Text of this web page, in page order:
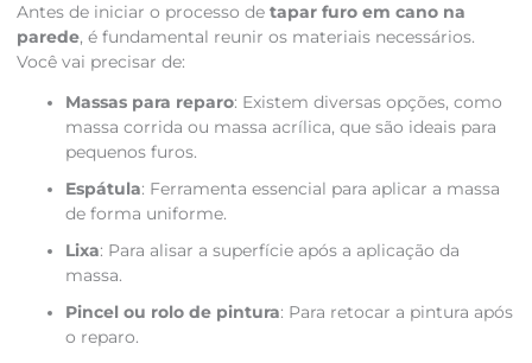
Antes de iniciar o processo de tapar furo em cano na
parede, é fundamental reunir os materiais necessários.
Você vai precisar de:
Massas para reparo: Existem diversas opções, como
massa corrida ou massa acrílica, que são ideais para
pequenos furos.
Espátula: Ferramenta essencial para aplicar a massa
de forma uniforme.
Lixa: Para alisar a superfície após a aplicação da
massa.
Pincel ou rolo de pintura: Para retocar a pintura após
o reparo.